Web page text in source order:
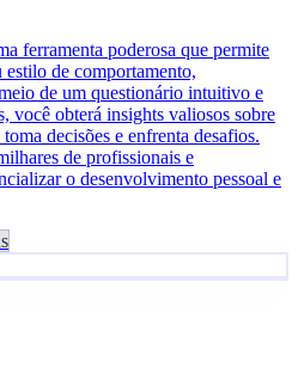
ferramenta poderosa que permite
de comportamento,
de um questionário intuitivo e
você obterá insights valiosos sobre
decisões e enfrenta desafios.
de profissionais e
o desenvolvimento pessoal e